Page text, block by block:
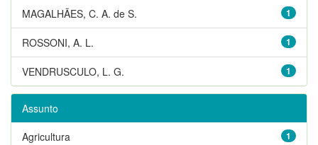
1
MAGALHÃES, C. A. de S.
1
ROSSONI, A. L.
1
VENDRUSCULO, L. G.
Assunto
1
Agricultura